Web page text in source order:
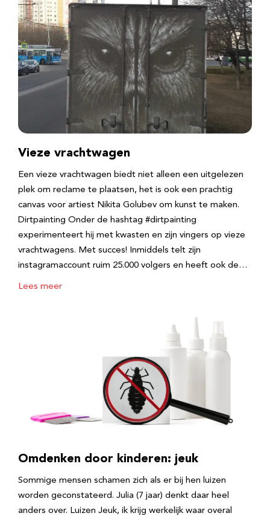
Vieze vrachtwagen
Een vieze vrachtwagen biedt niet alleen een uitgelezen
plek om reclame te plaatsen, het is ook een prachtig
canvas voor artiest Nikita Golubev om kunst te maken.
Dirtpainting Onder de hashtag #dirtpainting
experimenteert hij met kwasten en zijn vingers op vieze
vrachtwagens. Met succes! Inmiddels telt zijn
instagramaccount ruim 25.000 volgers en heeft ook de…
Lees meer
Omdenken door kinderen: jeuk
Sommige mensen schamen zich als er bij hen luizen
worden geconstateerd. Julia (7 jaar) denkt daar heel
anders over. Luizen Jeuk, ik krijg werkelijk waar overal